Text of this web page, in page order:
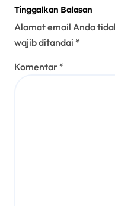
Tinggalkan Balasan
Alamat email Anda
wajib ditandai *
Komentar *